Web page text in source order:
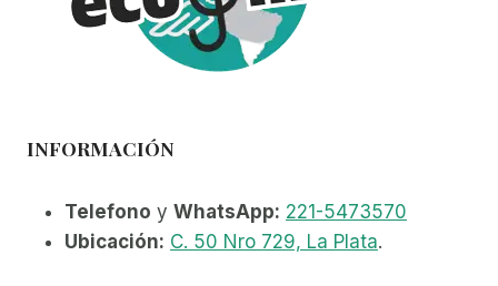
INFORMACIÓN
Telefono y WhatsApp: 221-5473570
Ubicación: C. 50 Nro 729, La Plata.